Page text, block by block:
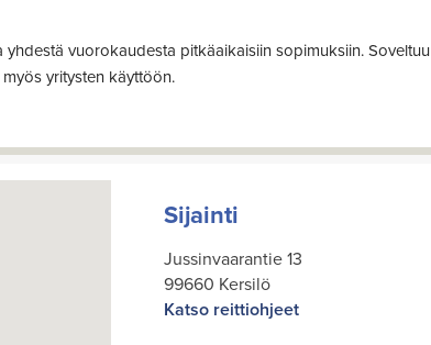
yhdestä vuorokaudesta pitkäaikaisiin sopimuksiin. Soveltuu
yritysten käyttöön.
Sijainti
Jussinvaarantie 13
99660 Kersilö
Katso reittiohjeet